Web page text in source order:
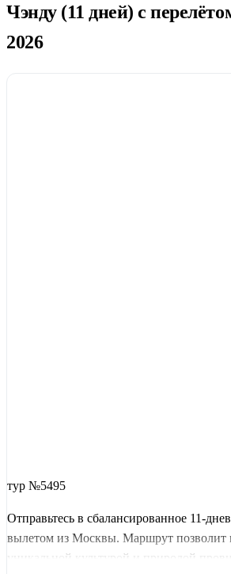
Чэнду (11 дней) с
2026
тур №5495
Отправьтесь в сбалансированное 11-
вылетом из Москвы. Маршрут позволит
уникальной культурой и природой